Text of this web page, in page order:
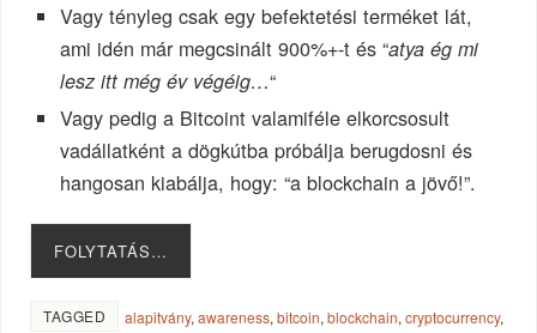
Vagy tényleg csak egy befektetési terméket lát,
ami idén már megcsinált 900%+-t és “atya ég mi
lesz itt még év végéig…“
Vagy pedig a Bitcoint valamiféle elkorcsosult
vadállatként a dögkútba próbálja berugdosni és
hangosan kiabálja, hogy: “a blockchain a jövő!”.
FOLYTATÁS…
TAGGED alapitvány,awareness,bitcoin,blockchain,cryptocurrency,